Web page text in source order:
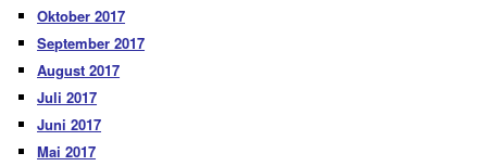
Oktober 2017
September 2017
August 2017
Juli 2017
Juni 2017
Mai 2017